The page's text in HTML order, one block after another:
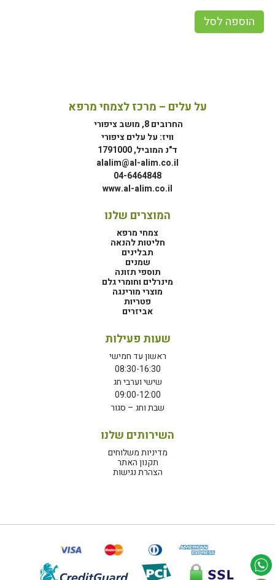
הוספה לסל
על עלים – מרכז לצמחי מרפא
החרובים 8, מושב ציפורי
וויז: על עלים ציפורי
ד"נ המוביל, 1791000
alalim@al-alim.co.il
04-6464848
www.al-alim.co.il
המוצרים שלנו
צמחי מרפא
חליטות להנאה
תבלינים
שמנים
תוספי תזונה
מינרלים וחומרי גלם
מוצרי מורינגה
פטריות
אביזרים
שעות פעילות
ראשון עד חמישי
08:30-16:30
שישי וערבי חג
09:00-12:00
שבת וחג – סגור
השירותים שלנו
מדיניות משלוחים
תקנון האתר
הצהרת נגישות